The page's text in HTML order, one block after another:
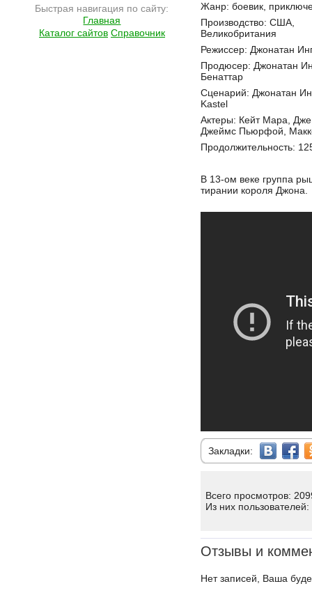
Быстрая навигация по сайту:
Главная
Каталог сайтов Справочник
Жанр: боевик,
Производство: США,
Великобритания
Режиссер: Джонатан
Продюсер: Джонатан
Бенаттар
Сценарий: Джонатан
Kastel
Актеры: Кейт Мара,
Джеймс Пьюрфой,
Продолжительность:
В 13-ом веке группа
тирании короля Джона.
Закладки:
Всего просмотров:
Из них пользователей:
Отзывы и
Нет записей, Ваша